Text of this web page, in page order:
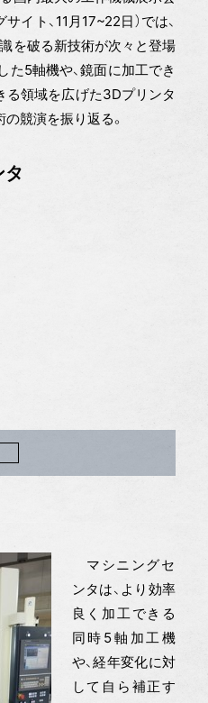
イト、11月17~22日）では、
を破る新技術が次々と登場
た5軸機や、鏡面に加工でき
る領域を広げた3Dプリンタ
競演を振り返る。
マシニングセ
ンタは、より効率
良く加工できる
同時5軸加工機
や、経年変化に対
して自ら補正す